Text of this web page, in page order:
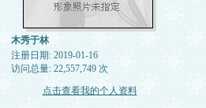
木秀于林
注册日期: 2019-01-16
访问总量: 22,557,749 次
点击查看我的个人资料